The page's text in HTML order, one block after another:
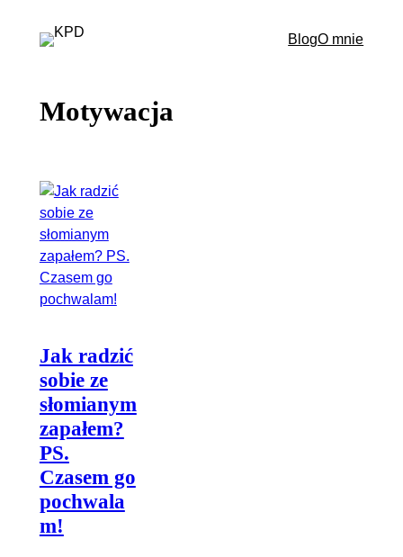
BlogO mnie
Motywacja
Jak radzić
sobie ze
słomianym
zapałem?
PS.
Czasem go
pochwala
m!